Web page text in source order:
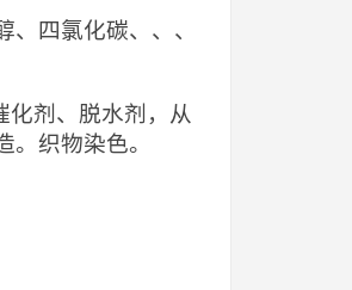
四氯化碳、、、
化剂、脱水剂，从
织物染色。